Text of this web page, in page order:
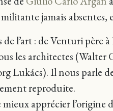
jamais
l’art : de Venturi
les architectes
Lukács). Il nous parle
reproduite.
apprécier l’origine